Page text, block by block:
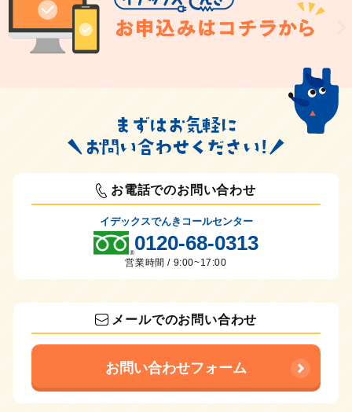
お電話でのお問い合わせ
イデックスでんきコールセンター
0120-68-0313
営業時間 / 9:00~17:00
メールでのお問い合わせ
お問い合わせフォーム